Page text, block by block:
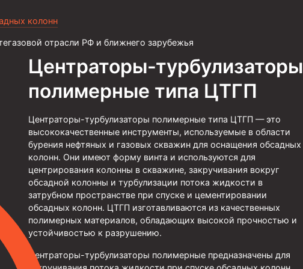
отрасли РФ и ближнего зарубежья
колонн
Центраторы-турбулизаторы
полимерные типа ЦТГП
Центраторы-турбулизаторы полимерные типа ЦТГП — это
высококачественные инструменты, используемые в области
бурения нефтяных и газовых скважин для оснащения обсадных
колонн. Они имеют форму винта и используются для
центрирования колонны в скважине, закручивания вокруг
обсадной колонны и турбулизации потока жидкости в
затрубном пространстве при спуске и цементировании
обсадных колонн. ЦТГП изготавливаются из качественных
полимерных материалов, обладающих высокой прочностью и
устойчивостью к разрушению.
Центраторы-турбулизаторы полимерные предназначены для